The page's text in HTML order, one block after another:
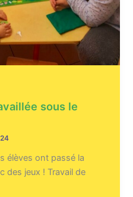
sous le
élèves ont passé la
des jeux ! Travail de